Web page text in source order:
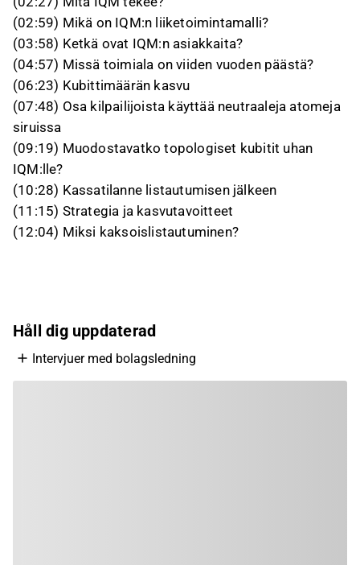
(02:59) Mikä on IQM:n liiketoimintamalli?
(03:58) Ketkä ovat IQM:n asiakkaita?
(04:57) Missä toimiala on viiden vuoden päästä?
(06:23) Kubittimäärän kasvu
(07:48) Osa kilpailijoista käyttää neutraaleja atomeja
siruissa
(09:19) Muodostavatko topologiset kubitit uhan
IQM:lle?
(10:28) Kassatilanne listautumisen jälkeen
(11:15) Strategia ja kasvutavoitteet
(12:04) Miksi kaksoislistautuminen?
Håll dig uppdaterad
Intervjuer med bolagsledning